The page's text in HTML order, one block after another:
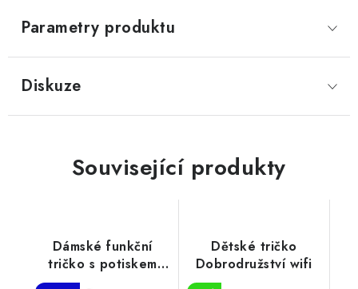
Parametry produktu
Diskuze
Související produkty
Dámské funkční
tričko s potiskem
EGO EKO
Dětské tričko
Dobrodružství wifi